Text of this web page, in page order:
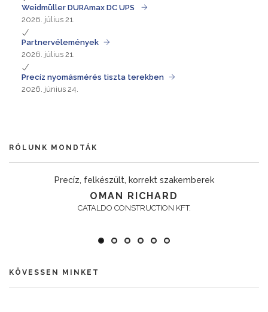
Weidmüller DURAmax DC UPS
2026. július 21.
Partnervélemények
2026. július 21.
Precíz nyomásmérés tiszta terekben
2026. június 24.
RÓLUNK MONDTÁK
Precíz, felkészült, korrekt szakemberek
OMAN RICHARD
CATALDO CONSTRUCTION KFT.
KÖVESSEN MINKET